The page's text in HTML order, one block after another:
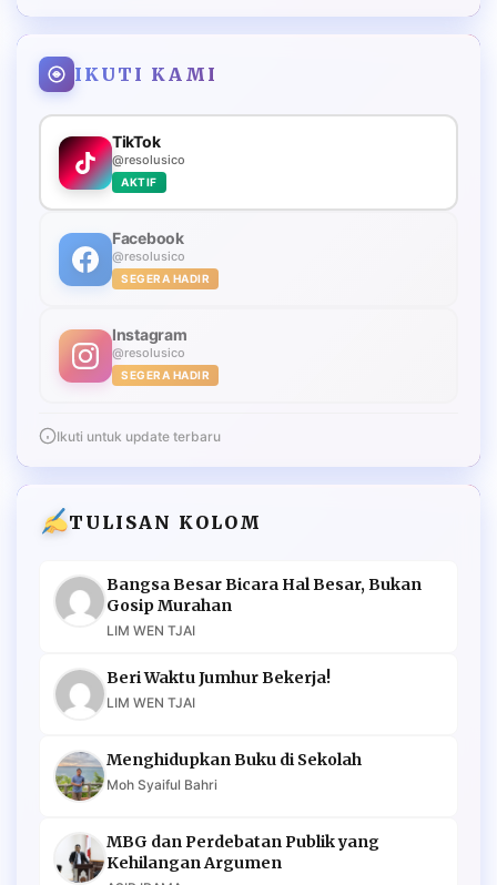
IKUTI KAMI
TikTok
@resolusico
AKTIF
Facebook
@resolusico
SEGERA HADIR
Instagram
@resolusico
SEGERA HADIR
Ikuti untuk update terbaru
TULISAN KOLOM
Bangsa Besar Bicara Hal Besar, Bukan
Gosip Murahan
LIM WEN TJAI
Beri Waktu Jumhur Bekerja!
LIM WEN TJAI
Menghidupkan Buku di Sekolah
Moh Syaiful Bahri
MBG dan Perdebatan Publik yang
Kehilangan Argumen